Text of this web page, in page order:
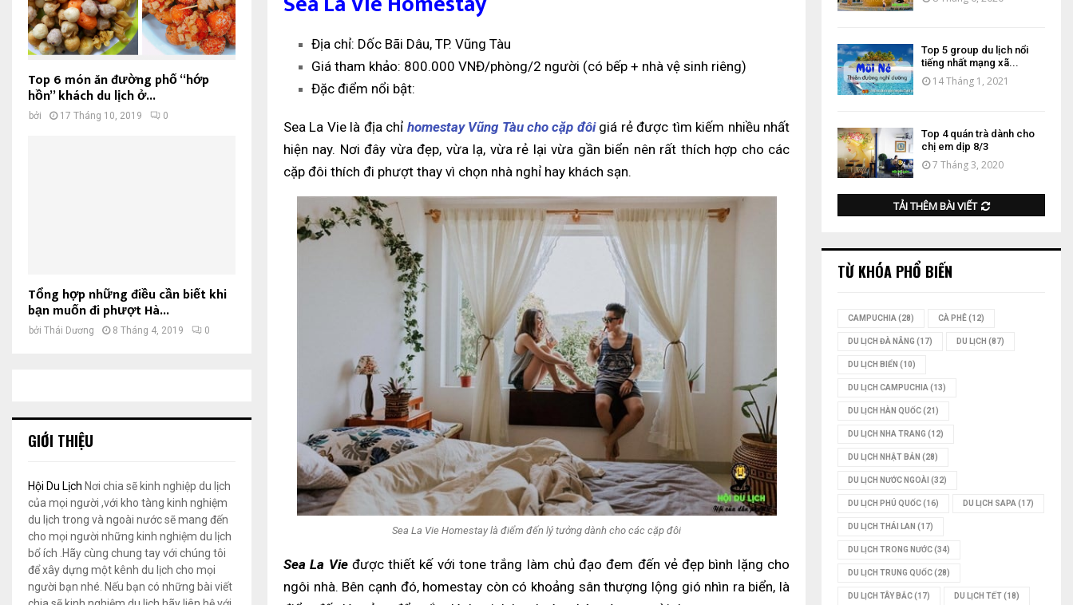
Địa chỉ: Dốc Bãi Dâu, TP. Vũng Tàu
Giá tham khảo: 800.000 VNĐ/phòng/2 người (có bếp + nhà vệ sinh riêng)
Đặc điểm nổi bật:
Sea La Vie là địa chỉ homestay Vũng Tàu cho cặp đôigiá rẻ được tìm kiếm nhiều nhất
hiện nay. Nơi đây vừa đẹp, vừa lạ, vừa rẻ lại vừa gần biển nên rất thích hợp cho các
cặp đôi thích đi phượt thay vì chọn nhà nghỉ hay khách sạn.
Sea La Vie Homestay là điểm đến lý tưởng dành cho các cặp đôi
Sea La Vieđược thiết kế với tone trắng làm chủ đạo đem đến vẻ đẹp bình lặng cho
ngôi nhà. Bên cạnh đó, homestay còn có khoảng sân thượng lộng gió nhìn ra biển, là
Top 6 món ăn đường phố “hớp
hồn” khách du lịch ở...
bởi 17 Tháng 10, 2019 0
Tổng hợp những điều cần biết khi
bạn muốn đi phượt Hà...
bởi Thái Dương 8 Tháng 4, 2019 0
GIỚI THIỆU
Hội Du Lịch Nơi chia sẽ kinh nghiệp du lịch
của mọi người ,với kho tàng kinh nghiệm
du lịch trong và ngoài nước sẽ mang đến
cho mọi người những kinh nghiệm du lịch
bổ ích .Hãy cùng chung tay với chúng tôi
để xây dựng một kênh du lịch cho mọi
người bạn nhé. Nếu bạn có những bài viết
Top 5 group du lịch nổi
tiếng nhất mạng xã...
14 Tháng 1, 2021
Top 4 quán trà dành cho
chị em dịp 8/3
7 Tháng 3, 2020
TẢI THÊM BÀI VIẾT
TỪ KHÓA PHỔ BIẾN
CAMPUCHIA (28) CÀ PHÊ(12)
DU LỊCH ĐÀ NẴNG (17) DU LỊCH (87)
DU LỊCH BIỂN (10)
DU LỊCH CAMPUCHIA (13)
DU LỊCH HÀN QUỐC(21)
DU LỊCH NHA TRANG (12)
DU LỊCH NHẬT BẢN (28)
DU LỊCH NƯỚC NGOÀI (32)
DU LỊCH PHÚ QUỐC(16) DU LỊCH SAPA (17)
DU LỊCH THÁI LAN (17)
DU LỊCH TRONG NƯỚC(34)
DU LỊCH TRUNG QUỐC(28)
DU LỊCH TÂY BẮC(17) DU LỊCH TẾT(18)